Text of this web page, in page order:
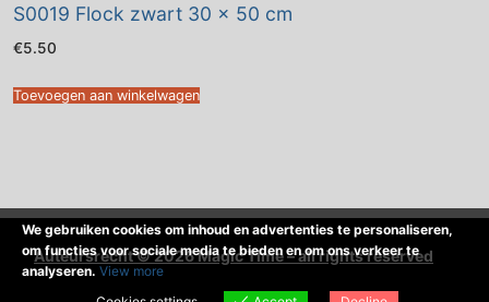
S0019 Flock zwart 30 x 50 cm
€5.50
Toevoegen aan winkelwagen
Auteursrecht © 2026 Magic Time – all rights reserved
We gebruiken cookies om inhoud en advertenties te personaliseren,
om functies voor sociale media te bieden en om ons verkeer te
analyseren. View more